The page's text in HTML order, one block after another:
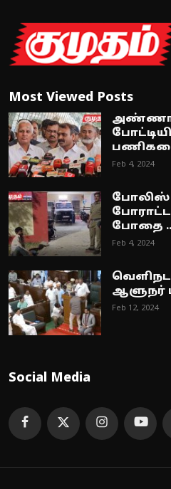
Most Viewed Posts
Feb 4, 2024
போலிஸ்
போதை
Feb 4, 2024
ஆளுநர்
Feb 12, 2024
Social Media